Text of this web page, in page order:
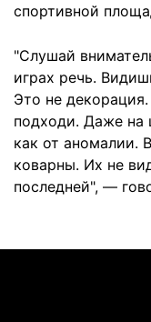
спортивной
"Слушай
играх речь.
Это не
подходи. Даже на
как от аномалии.
коварны. Их не
последней", —